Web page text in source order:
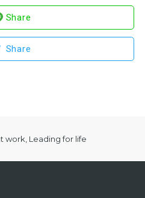
Share
Share
work, Leading for life